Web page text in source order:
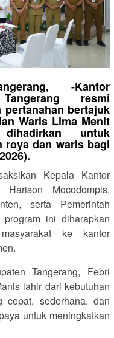
-Kantor
resmi
bertajuk
Waris Lima Menit
untuk
roya dan waris bagi
Kepala Kantor
Mocodompis,
serta Pemerintah
program ini diharapkan
ke kantor
Tangerang, Febri
lahir dari kebutuhan
cepat, sederhana, dan
untuk meningkatkan